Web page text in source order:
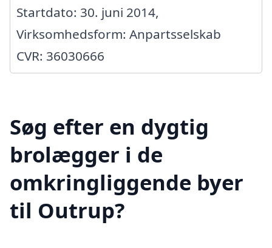
Startdato: 30. juni 2014,
Virksomhedsform: Anpartsselskab
CVR: 36030666
Søg efter en dygtig
brolægger i de
omkringliggende byer
til Outrup?